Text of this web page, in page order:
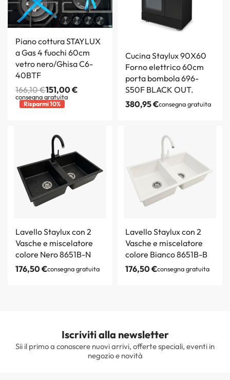
Piano cottura STAYLUX
a Gas 4 fuochi 60cm
vetro nero/Ghisa C6-
40BTF
166,10€151,00€
consegna gratuita
Risparmi 10%
Cucina Staylux 90X60
Forno elettrico 60cm
porta bombola 696-
S50F BLACK OUT.
380,95€consegna gratuita
Lavello Staylux con 2
Vasche e miscelatore
colore Nero 8651B-N
176,50€consegna gratuita
Lavello Staylux con 2
Vasche e miscelatore
colore Bianco 8651B-B
176,50€consegna gratuita
Iscriviti alla newsletter
Sii il primo a conoscere nuovi arrivi, offerte speciali, eventi in
negozio e novità